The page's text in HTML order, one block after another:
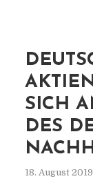
SICH
DES
18. August 2019